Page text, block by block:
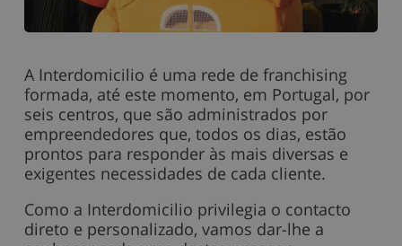
A Interdomicilio é uma rede de franchising
formada, até este momento, em Portugal, por
seis centros, que são administrados por
empreendedores que, todos os dias, estão
prontos para responder às mais diversas e
exigentes necessidades de cada cliente.
Como a Interdomicilio privilegia o contacto
direto e personalizado, vamos dar-lhe a